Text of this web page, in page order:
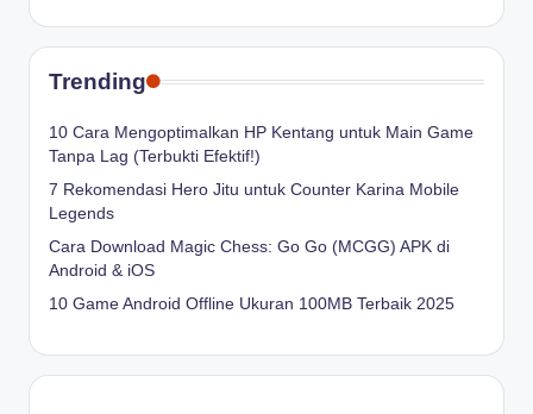
Trending
10 Cara Mengoptimalkan HP Kentang untuk Main Game
Tanpa Lag (Terbukti Efektif!)
7 Rekomendasi Hero Jitu untuk Counter Karina Mobile
Legends
Cara Download Magic Chess: Go Go (MCGG) APK di
Android & iOS
10 Game Android Offline Ukuran 100MB Terbaik 2025